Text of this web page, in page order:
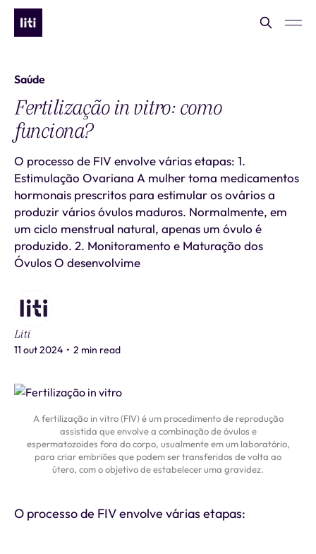
Saúde
Fertilização in vitro: como
funciona?
O processo de FIV envolve várias etapas: 1.
Estimulação Ovariana A mulher toma medicamentos
hormonais prescritos para estimular os ovários a
produzir vários óvulos maduros. Normalmente, em
um ciclo menstrual natural, apenas um óvulo é
produzido. 2. Monitoramento e Maturação dos
Óvulos O desenvolvime
Liti
11 out 2024 • 2 min read
A fertilização in vitro (FIV) é um procedimento de reprodução
assistida que envolve a combinação de óvulos e
espermatozoides fora do corpo, usualmente em um laboratório,
para criar embriões que podem ser transferidos de volta ao
útero, com o objetivo de estabelecer uma gravidez.
O processo de FIV envolve várias etapas: